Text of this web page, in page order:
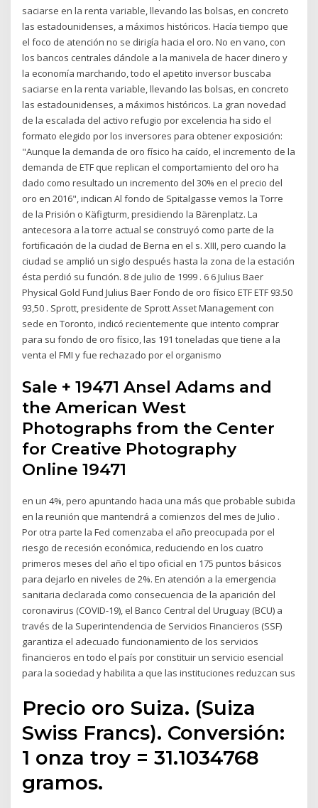
saciarse en la renta variable, llevando las bolsas, en concreto
las estadounidenses, a máximos históricos. Hacía tiempo que
el foco de atención no se dirigía hacia el oro. No en vano, con
los bancos centrales dándole a la manivela de hacer dinero y
la economía marchando, todo el apetito inversor buscaba
saciarse en la renta variable, llevando las bolsas, en concreto
las estadounidenses, a máximos históricos. La gran novedad
de la escalada del activo refugio por excelencia ha sido el
formato elegido por los inversores para obtener exposición:
"Aunque la demanda de oro físico ha caído, el incremento de la
demanda de ETF que replican el comportamiento del oro ha
dado como resultado un incremento del 30% en el precio del
oro en 2016", indican Al fondo de Spitalgasse vemos la Torre
de la Prisión o Käfigturm, presidiendo la Bärenplatz. La
antecesora a la torre actual se construyó como parte de la
fortificación de la ciudad de Berna en el s. XIII, pero cuando la
ciudad se amplió un siglo después hasta la zona de la estación
ésta perdió su función. 8 de julio de 1999 . 6 6 Julius Baer
Physical Gold Fund Julius Baer Fondo de oro físico ETF ETF 93.50
93,50 . Sprott, presidente de Sprott Asset Management con
sede en Toronto, indicó recientemente que intento comprar
para su fondo de oro físico, las 191 toneladas que tiene a la
venta el FMI y fue rechazado por el organismo
Sale + 19471 Ansel Adams and
the American West
Photographs from the Center
for Creative Photography
Online 19471
en un 4%, pero apuntando hacia una más que probable subida
en la reunión que mantendrá a comienzos del mes de Julio .
Por otra parte la Fed comenzaba el año preocupada por el
riesgo de recesión económica, reduciendo en los cuatro
primeros meses del año el tipo oficial en 175 puntos básicos
para dejarlo en niveles de 2%. En atención a la emergencia
sanitaria declarada como consecuencia de la aparición del
coronavirus (COVID-19), el Banco Central del Uruguay (BCU) a
través de la Superintendencia de Servicios Financieros (SSF)
garantiza el adecuado funcionamiento de los servicios
financieros en todo el país por constituir un servicio esencial
para la sociedad y habilita a que las instituciones reduzcan sus
Precio oro Suiza. (Suiza
Swiss Francs). Conversión:
1 onza troy = 31.1034768
gramos.